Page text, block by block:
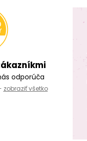
odporúča
zobraziť všetko